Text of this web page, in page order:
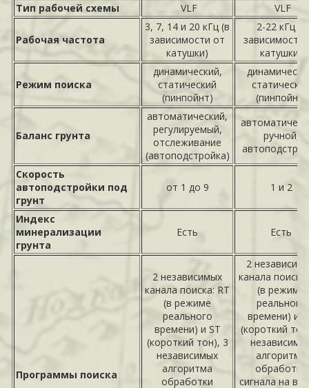
Тип рабочей схемы
VLF VLF
Рабочая частота
3, 7, 14 и 20 кГц (в
зависимости от
катушки)
2-22 кГц (в
зависимости
катушки)
Режим поиска
динамический,
статический
(пинпойнт)
(пинпойнт)
Баланс грунта
автоматический,
регулируемый,
отслеживание
(автоподстройка)
ручной,
Скорость
автоподстройки под
грунт
от 1 до 9 1 и 2
Индекс
минерализации
грунта
Есть Есть
Программы поиска
2 независимых
канала поиска: RT
(в режиме
реального
времени) и ST
(короткий тон), 3
независимых
алгоритма
обработки
2
канала
(в режиме
реального
времени) и
(короткий
алгоритма
обработки
сигнала на